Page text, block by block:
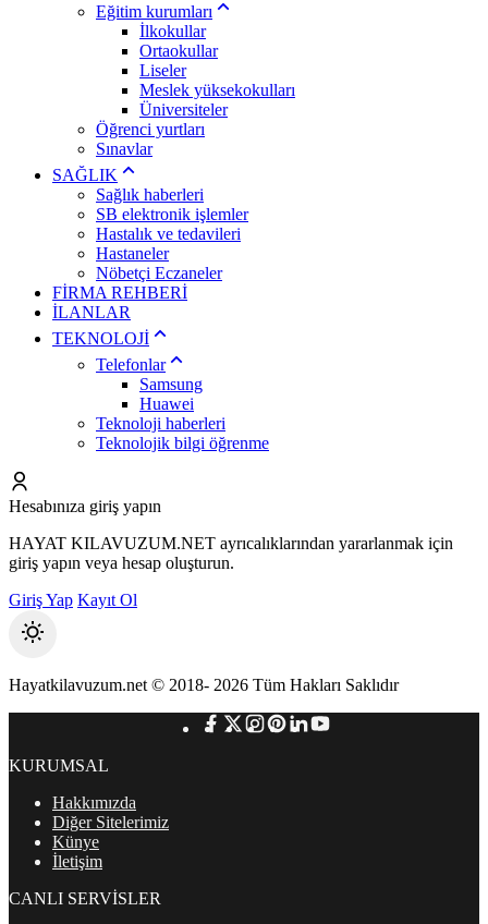
Eğitim kurumları
İlkokullar
Ortaokullar
Liseler
Meslek yüksekokulları
Üniversiteler
Öğrenci yurtları
Sınavlar
SAĞLIK
Sağlık haberleri
SB elektronik işlemler
Hastalık ve tedavileri
Hastaneler
Nöbetçi Eczaneler
FİRMA REHBERİ
İLANLAR
TEKNOLOJİ
Telefonlar
Samsung
Huawei
Teknoloji haberleri
Teknolojik bilgi öğrenme
Hesabınıza giriş yapın
HAYAT KILAVUZUM.NET ayrıcalıklarından yararlanmak için
giriş yapın veya hesap oluşturun.
Giriş Yap Kayıt Ol
Mod
Hayatkilavuzum.net © 2018- 2026 Tüm Hakları Saklıdır
KURUMSAL
Hakkımızda
Diğer Sitelerimiz
Künye
İletişim
CANLI SERVİSLER